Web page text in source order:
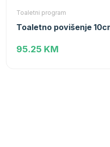
Toaletni program
Toaletno povišenje
95.25 KM